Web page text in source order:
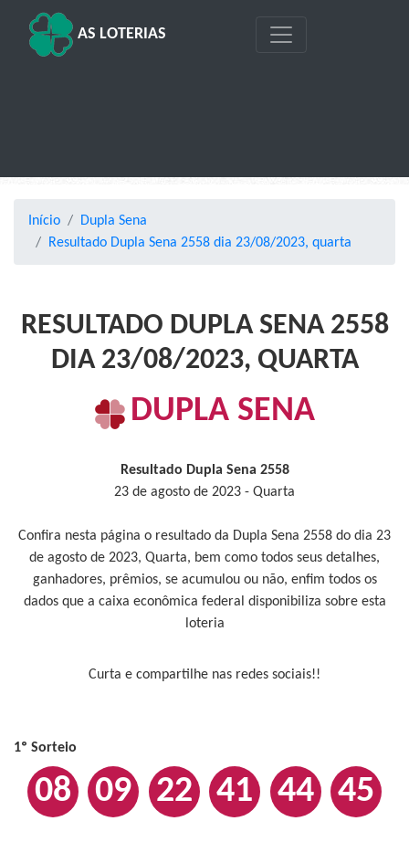
AS LOTERIAS
Início
Dupla Sena
Resultado Dupla Sena 2558 dia 23/08/2023, quarta
RESULTADO DUPLA SENA 2558
DIA 23/08/2023, QUARTA
DUPLA SENA
Resultado Dupla Sena 2558
23 de agosto de 2023 - Quarta
Confira nesta página o resultado da Dupla Sena 2558 do dia 23
de agosto de 2023, Quarta, bem como todos seus detalhes,
ganhadores, prêmios, se acumulou ou não, enfim todos os
dados que a caixa econômica federal disponibiliza sobre esta
loteria
Curta e compartilhe nas redes sociais!!
1º Sorteio
08 09 22 41 44 45